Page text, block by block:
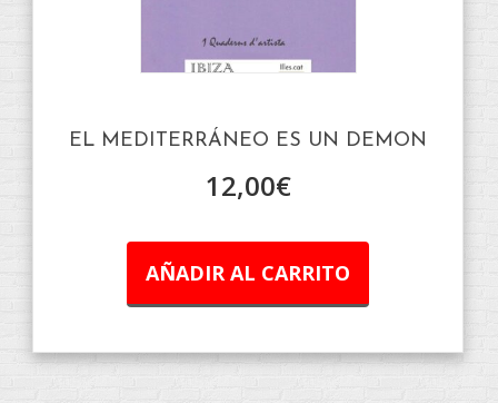
EL MEDITERRÁNEO ES UN DEMON
12,00€
AÑADIR AL CARRITO